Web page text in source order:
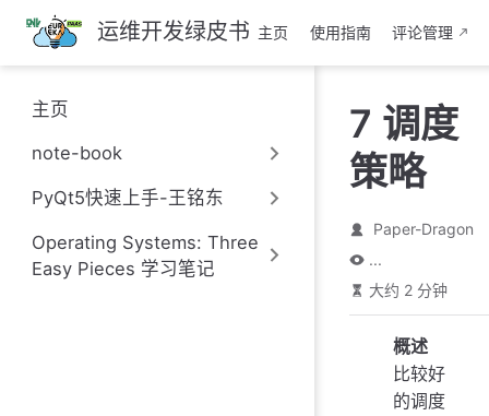
跳
至
主
要
內
运维开发绿皮书 主页 使用指南 评论管理
主页
note-book
PyQt5快速上手-王铭东
Operating Systems: Three
Easy Pieces 学习笔记
7 调度
策略
Paper-Dragon
...
大约 2 分钟
概述
比较好
的调度